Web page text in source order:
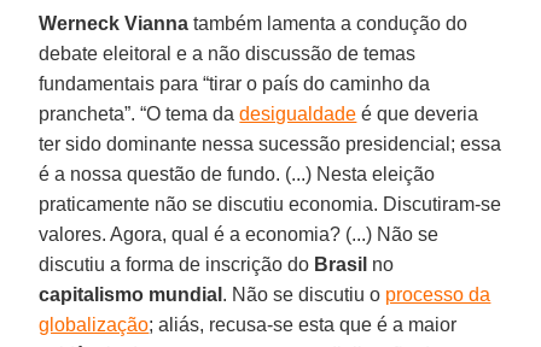
Werneck Vianna também lamenta a condução do
debate eleitoral e a não discussão de temas
fundamentais para “tirar o país do caminho da
prancheta”. “O tema dadesigualdade é que deveria
ter sido dominante nessa sucessão presidencial; essa
é a nossa questão de fundo. (...) Nesta eleição
praticamente não se discutiu economia. Discutiram-se
valores. Agora, qual é a economia? (...) Não se
discutiu a forma de inscrição do Brasil no
capitalismo mundial . Não se discutiu o processo da
globalização; aliás, recusa-se esta que é a maior